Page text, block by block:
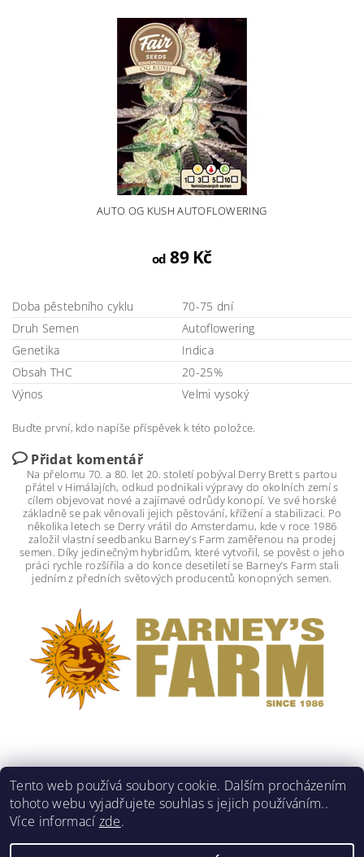
AUTO OG KUSH AUTOFLOWERING
od 89 Kč
Doba pěstebního cyklu
70-75 dní
Druh Semen
Autoflowering
Genetika
Indica
Obsah THC
20-25%
Výnos
Velmi vysoký
Buďte první, kdo napíše příspěvek k této položce.
Přidat komentář
Na přelomu 70. a 80. let 20. století pobýval Derry Brett s partou
přátel v Himálajích, odkud podnikali výpravy do okolních zemí s
cílem objevovat nové a zajímavé odrůdy konopí. Ve své horské
základně se pak věnovali jejich pěstování, křížení a stabilizaci. Po
několika letech se Derry vrátil do Amsterdamu, kde v roce 1986
založil vlastní seedbanku Barney’s Farm zaměřenou na prodej
semen. Díky jedinečným hybridům, které vytvořil, se pověst o jeho
práci rychle rozšířila a do konce desetiletí se Barney’s Farm stali
jedním z předních světových producentů konopných semen.
Tento web používá soubory cookie. Dalším procházením
tohoto webu vyjadřujete souhlas s jejich používáním..
Více informací zde.